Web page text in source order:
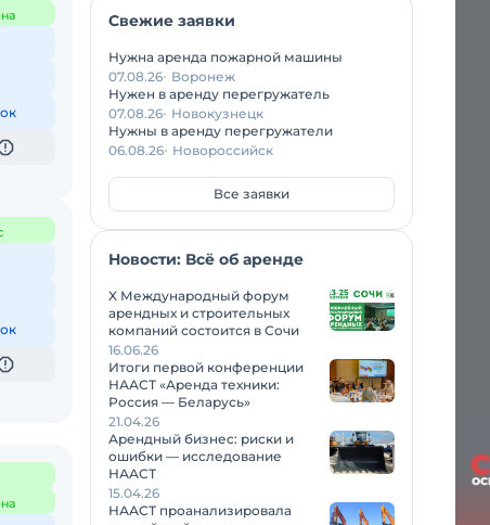
Свежие заявки
Нужна аренда пожарной машины
07.08.26 Воронеж
Нужен в аренду перегружатель
07.08.26 Новокузнецк
Нужны в аренду перегружатели
06.08.26 Новороссийск
Все заявки
Новости: Всё об аренде
X Международный форум
арендных и строительных
компаний состоится в Сочи
16.06.26
Итоги первой конференции
НААСТ «Аренда техники:
Россия — Беларусь»
21.04.26
Арендный бизнес: риски и
ошибки — исследование
НААСТ
15.04.26
НААСТ проанализировала